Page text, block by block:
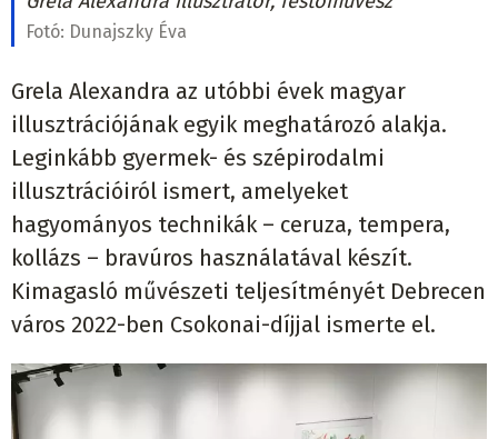
Fotó: Dunajszky Éva
Grela Alexandra az utóbbi évek magyar
illusztrációjának egyik meghatározó alakja.
Leginkább gyermek- és szépirodalmi
illusztrációiról ismert, amelyeket
hagyományos technikák – ceruza, tempera,
kollázs – bravúros használatával készít.
Kimagasló művészeti teljesítményét Debrecen
város 2022-ben Csokonai-díjjal ismerte el.